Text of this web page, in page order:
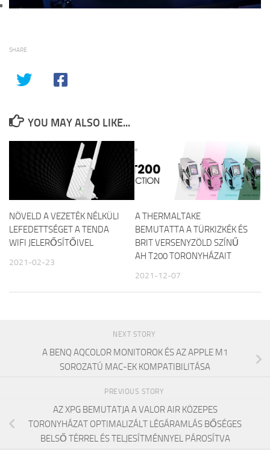
SHARE
YOU MAY ALSO LIKE...
NÖVELD A VEZETÉK NÉLKÜLI
LEFEDETTSÉGET A TENDA
WIFI JELERŐSÍTŐIVEL
2021-02-23
A THERMALTAKE
BEMUTATTA A TÜRKIZKÉK ÉS
BRIT VERSENYZÖLD SZÍNŰ
AH T200 TORONYHÁZAIT
2021-12-07
NEXT STORY
A BENQ AQCOLOR MONITOROK ÉS AZ APPLE M1
SOROZATÚ MAC-EK KOMPATIBILITÁSA
PREVIOUS STORY
AZ XPG BEMUTATJA A VALOR AIR KÖZEPES
TORONYHÁZAT OPTIMALIZÁLT LÉGÁRAMLÁS BŐSÉGES
BELSŐ TÉRREL ÉS TELJESÍTMÉNNYEL PÁROSÍTVA